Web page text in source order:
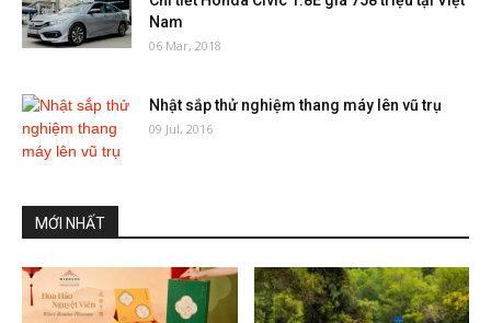
Nam
06 Mar, 2018
Nhật sắp thử nghiệm thang máy lên vũ trụ
09 Jul, 2016
MỚI NHẤT